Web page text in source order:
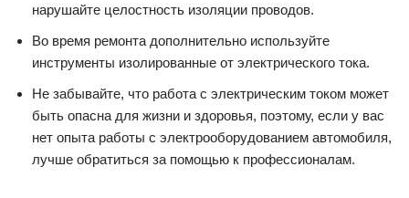
нарушайте целостность изоляции проводов.
Во время ремонта дополнительно используйте
инструменты изолированные от электрического тока.
Не забывайте, что работа с электрическим током может
быть опасна для жизни и здоровья, поэтому, если у вас
нет опыта работы с электрооборудованием автомобиля,
лучше обратиться за помощью к профессионалам.